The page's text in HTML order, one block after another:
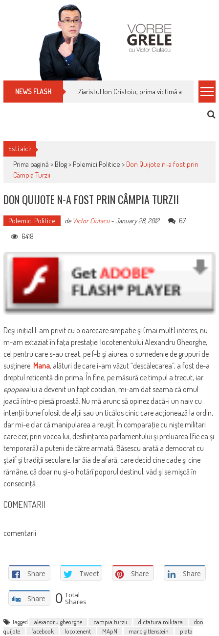
NEWS FLASH Cum îți schimbi, rapid, gratuit și eficient,
Esti aici:
Prima pagină > Blog> Polemici Politice > Don Quijote n-a fost prin
Câmpia Turzii
DON QUIJOTE N-A FOST PRIN CÂMPIA TURZII
Polemici Politice de Victor Ciutacu-January 28, 2012
67
6418
Deşi iniţial l-am privit cu o oarecare simpatie şi (mai mult) interes, nu
m-am extaziat în faţa prestaţiei locotenentului Alexandru Gheorghe,
cel pentru care s-au creat, pe f-b şi aiurea, o sumedenie de grupuri de
susţinere. Mana, alături de care i-am văzut “descălecarea”, a fost de-a
dreptul reticentă din prima. În fine, pe măsură ce timpul a trecut, iar
epopeealui a devenit un fapt cotidian, mi-am dat seama că omul
joacă într-o piesă proastă. Nu mă arunc să opinez dacă-i un naiv cu
intenţii bune folosit de alţii sau un ticălos cinic care acţionează la ordin,
dar mi-e clar că manipularea a reuşit. În comparaţie cu nişte militari
care cer, prin vocea lui, desfiinţarea parlamentului şi preluarea (fie ea şi
temporară) a puterii de către armată, Băsescu arată a democrat cu
ştaif şi tradiţii seculare. Iar ăia de afară, care decid cine cade şi cine
rămâne, că doar nu şi-o hotărî poporul destinul, văd şi se mişcă în
consecinţă…
COMENTARII
comentarii
Share Tweet Share Share
Share 0 Total
Shares
Tagged alexandru gheorghe campia turzii dictatura militara
don
quijote
facebook locotenent MApN marc gittenstein
piata